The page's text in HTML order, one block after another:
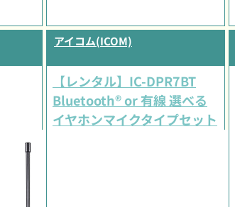
アイコム(ICOM)
【レンタル】IC-DPR7BT
Bluetooth® or 有線 選べる
イヤホンマイクタイプセット